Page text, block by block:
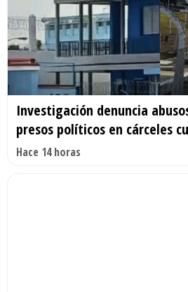
Investigación denuncia
presos políticos en cárceles
Hace 14 horas